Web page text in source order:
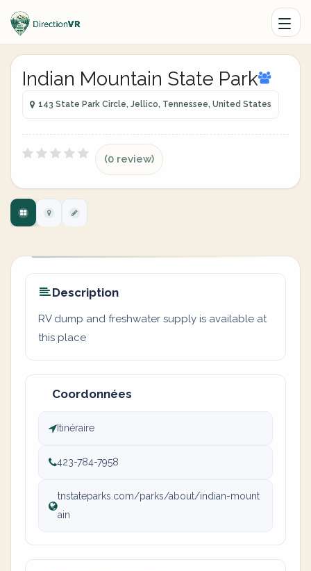
Indian Mountain State Park
143 State Park Circle, Jellico, Tennessee, United States
(0 review)
Description
RV dump and freshwater supply is available at
this place
Coordonnées
Itinéraire
423-784-7958
tnstateparks.com/parks/about/indian-mount
ain